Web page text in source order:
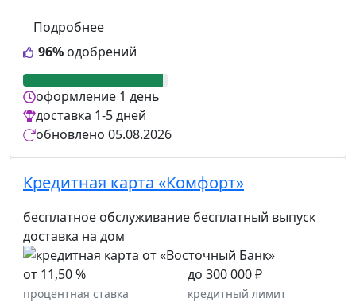
96% одобрений
Подробнее
оформление 1 день
доставка 1-5 дней
обновлено 05.08.2026
Кредитная карта «Комфорт»
бесплатное обслуживание бесплатный выпуск
доставка на дом
от 11,50 %
процентная ставка
до 300 000 ₽
кредитный лимит